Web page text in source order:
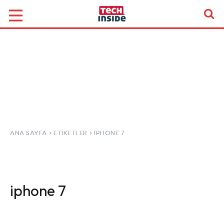
ANA SAYFA ETIKETLER IPHONE 7
iphone 7